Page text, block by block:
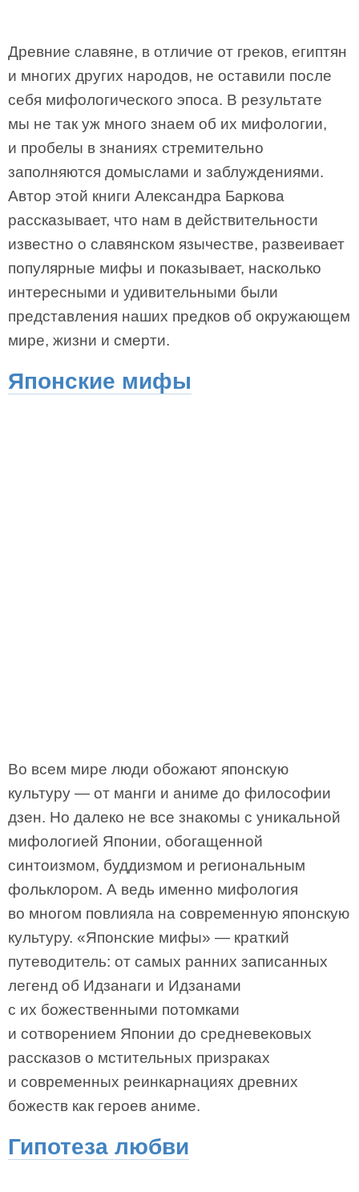
Древние славяне, в отличие от греков, египтян
и многих других народов, не оставили после
себя мифологического эпоса. В результате
мы не так уж много знаем об их мифологии,
и пробелы в знаниях стремительно
заполняются домыслами и заблуждениями.
Автор этой книги Александра Баркова
рассказывает, что нам в действительности
известно о славянском язычестве, развеивает
популярные мифы и показывает, насколько
интересными и удивительными были
представления наших предков об окружающем
мире, жизни и смерти.
Японские мифы
Во всем мире люди обожают японскую
культуру — от манги и аниме до философии
дзен. Но далеко не все знакомы с уникальной
мифологией Японии, обогащенной
синтоизмом, буддизмом и региональным
фольклором. А ведь именно мифология
во многом повлияла на современную японскую
культуру. «Японские мифы» — краткий
путеводитель: от самых ранних записанных
легенд об Идзанаги и Идзанами
с их божественными потомками
и сотворением Японии до средневековых
рассказов о мстительных призраках
и современных реинкарнациях древних
божеств как героев аниме.
Гипотеза любви